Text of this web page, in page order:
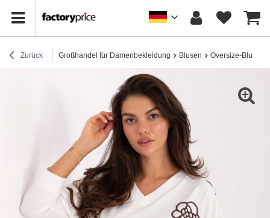
Zurück Großhandel für Damenbekleidung Blusen Oversize-Blusen